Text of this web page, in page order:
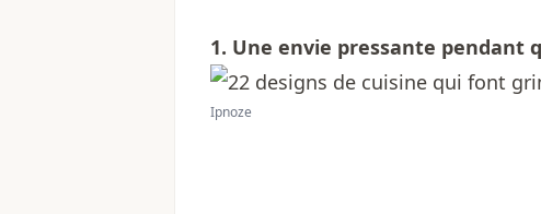
1. Une envie pressante pendant
Ipnoze